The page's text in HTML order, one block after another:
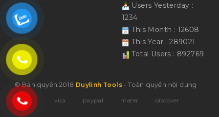
Users Yesterday :
1234
This Month : 12608
This Year : 289021
Total Users : 892769
visa paypal mater discover
© Bản quyền 2018 Duylinh Tools - Toàn quyền nội dung